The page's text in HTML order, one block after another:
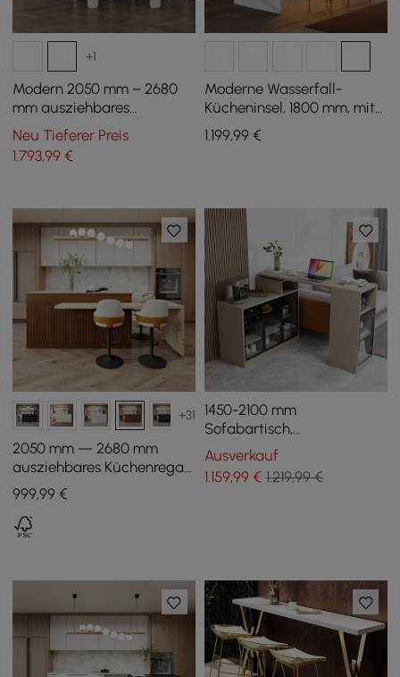
+1
Modern 2050 mm – 2680
mm ausziehbares
Kücheninsel mit 4 weißen
Esszimmerstühlen
Neu Tieferer Preis
1.793,99 €
Moderne Wasserfall-
Kücheninsel, 1800 mm, mit
Licht und Stauraum
1.199,99€
+31
2050 mm — 2680 mm
ausziehbares Küchenregal
aus Nussbaumholz mit
Türen und Schubladen,
Oberseite mit
Marmormuster
999,99 €
1450-2100 mm
Sofabartisch,
khakifarbener
Aufbewahrungsschrank,
drehbar hinter der Couch,
Ausverkauf
1.159,99€ 1.219,99 €